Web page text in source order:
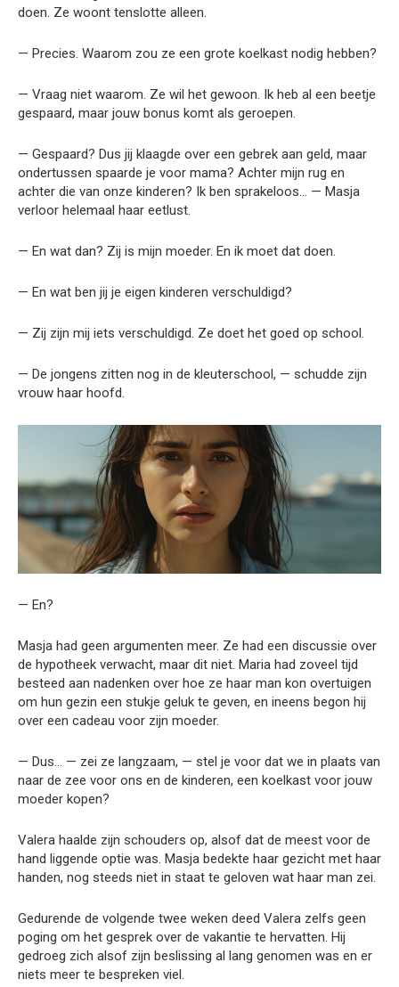
doen. Ze woont tenslotte alleen.
— Precies. Waarom zou ze een grote koelkast nodig hebben?
— Vraag niet waarom. Ze wil het gewoon. Ik heb al een beetje
gespaard, maar jouw bonus komt als geroepen.
— Gespaard? Dus jij klaagde over een gebrek aan geld, maar
ondertussen spaarde je voor mama? Achter mijn rug en
achter die van onze kinderen? Ik ben sprakeloos… — Masja
verloor helemaal haar eetlust.
— En wat dan? Zij is mijn moeder. En ik moet dat doen.
— En wat ben jij je eigen kinderen verschuldigd?
— Zij zijn mij iets verschuldigd. Ze doet het goed op school.
— De jongens zitten nog in de kleuterschool, — schudde zijn
vrouw haar hoofd.
— En?
Masja had geen argumenten meer. Ze had een discussie over
de hypotheek verwacht, maar dit niet. Maria had zoveel tijd
besteed aan nadenken over hoe ze haar man kon overtuigen
om hun gezin een stukje geluk te geven, en ineens begon hij
over een cadeau voor zijn moeder.
— Dus… — zei ze langzaam, — stel je voor dat we in plaats van
naar de zee voor ons en de kinderen, een koelkast voor jouw
moeder kopen?
Valera haalde zijn schouders op, alsof dat de meest voor de
hand liggende optie was. Masja bedekte haar gezicht met haar
handen, nog steeds niet in staat te geloven wat haar man zei.
Gedurende de volgende twee weken deed Valera zelfs geen
poging om het gesprek over de vakantie te hervatten. Hij
gedroeg zich alsof zijn beslissing al lang genomen was en er
niets meer te bespreken viel.